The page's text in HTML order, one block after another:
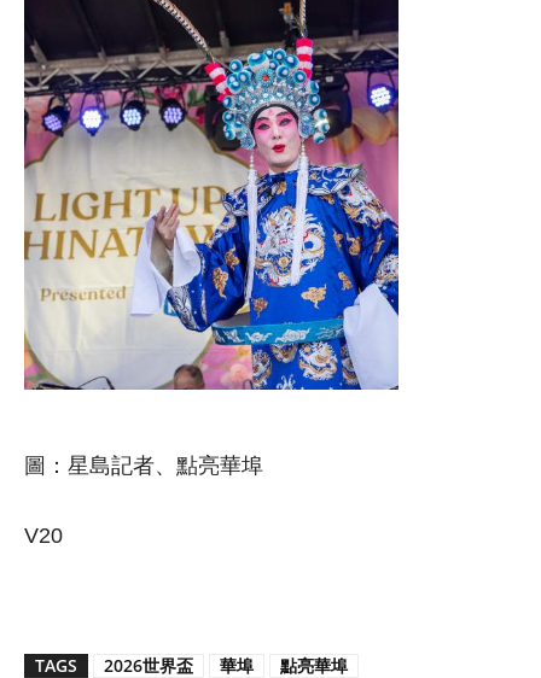
圖：星島記者、點亮華埠
V20
TAGS 2026世界盃 華埠 點亮華埠